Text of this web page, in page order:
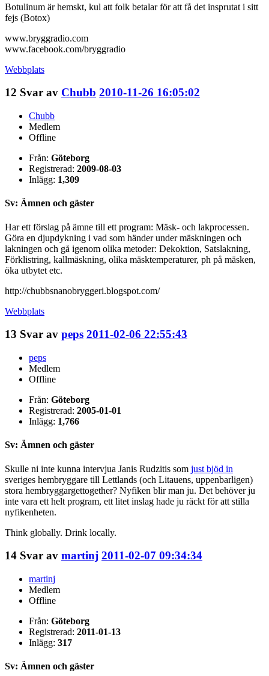
Botulinum är hemskt, kul att folk betalar för att få det insprutat i sitt
fejs (Botox)
www.bryggradio.com
www.facebook.com/bryggradio
Webbplats
12 Svar av Chubb 2010-11-26 16:05:02
Chubb
Medlem
Offline
Från: Göteborg
Registrerad: 2009-08-03
Inlägg: 1,309
Sv: Ämnen och gäster
Har ett förslag på ämne till ett program: Mäsk- och lakprocessen.
Göra en djupdykning i vad som händer under mäskningen och
lakningen och gå igenom olika metoder: Dekoktion, Satslakning,
Förklistring, kallmäskning, olika mäsktemperaturer, ph på mäsken,
öka utbytet etc.
http://chubbsnanobryggeri.blogspot.com/
Webbplats
13 Svar av peps 2011-02-06 22:55:43
peps
Medlem
Offline
Från: Göteborg
Registrerad: 2005-01-01
Inlägg: 1,766
Sv: Ämnen och gäster
Skulle ni inte kunna intervjua Janis Rudzitis som just bjöd in
sveriges hembryggare till Lettlands (och Litauens, uppenbarligen)
stora hembryggargettogether? Nyfiken blir man ju. Det behöver ju
inte vara ett helt program, ett litet inslag hade ju räckt för att stilla
nyfikenheten.
Think globally. Drink locally.
14 Svar av martinj 2011-02-07 09:34:34
martinj
Medlem
Offline
Från: Göteborg
Registrerad: 2011-01-13
Inlägg: 317
Sv: Ämnen och gäster